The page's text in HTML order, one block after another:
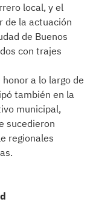
local, y el
de la actuación
de Buenos
con trajes
a lo largo de
también en la
municipal,
sucedieron
regionales